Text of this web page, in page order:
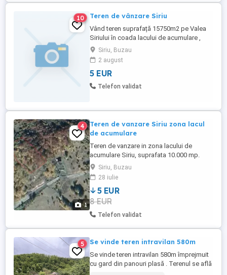
10 Teren de vânzare Siriu
Vând teren suprafață 15750m2 pe Valea
Siriului în coada lacului de acumulare ,
Piatra Biserici , sursă de apă pe teren ,acte
in regula, distanță din loc Siriu 10 km ,se
ajunge pe drum forestier.
Siriu, Buzau
2 august
5 EUR
Telefon validat
1
4
Teren de vanzare Siriu zona lacul
de acumulare
Teren de vanzare in zona lacului de
acumulare Siriu, suprafata 10.000 mp.
Este situat in proximitatea DN 10 cu acces,
sursa de apa, construibil. Relatii tel.
Siriu, Buzau
28 iulie
5 EUR
8 EUR
Telefon validat
5 Se vinde teren intravilan 580m
Se vinde teren intravilan 580m împrejmuit
cu gard din panouri plasă . Terenul se află